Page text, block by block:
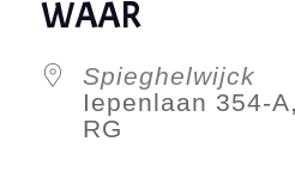
WAAR
Spieghelwijck
Iepenlaan 354-
RG